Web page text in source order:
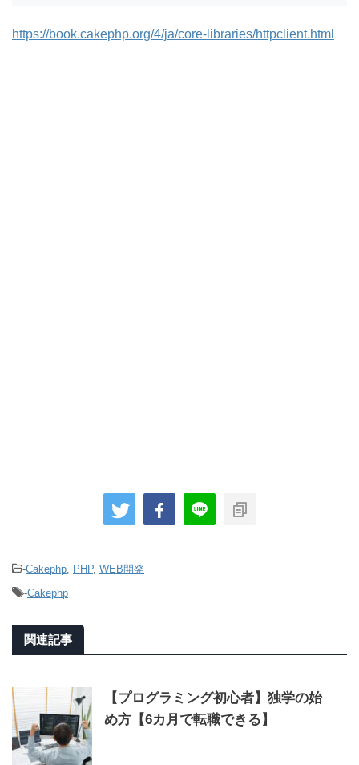
https://book.cakephp.org/4/ja/core-libraries/httpclient.html
-Cakephp PHP, WEB開発
-Cakephp
関連記事
【プログラミング初心者】独学の始
め方【6カ月で転職できる】